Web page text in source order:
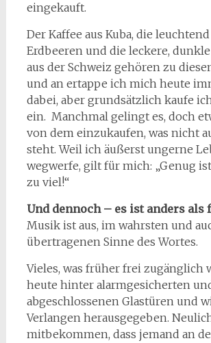
eingekauft.
Der Kaffee aus Kuba, die
Erdbeeren und die leckere,
aus der Schweiz gehören zu
und an ertappe ich mich heute
dabei, aber grundsätzlich kaufe
ein. Manchmal gelingt es, doch
von dem einzukaufen, was nicht
steht. Weil ich äußerst ungerne
wegwerfe, gilt für mich: „Genug
zu viel!“
Und dennoch – es ist anders als
Musik ist aus, im wahrsten und
übertragenen Sinne des Wortes.
Vieles, was früher frei zugänglich
heute hinter alarmgesicherten
abgeschlossenen Glastüren und
Verlangen herausgegeben.
mitbekommen, dass jemand an